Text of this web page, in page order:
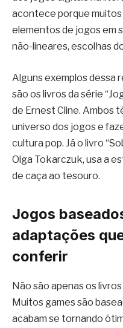
acontece porque
elementos de jogos em
não-lineares, escolhas
Alguns exemplos dessa
são os livros da série
de Ernest Cline. Ambos
universo dos jogos e
cultura pop. Já o livro
Olga Tokarczuk, usa a
de caça ao tesouro.
Jogos
adaptações
conferir
Não são apenas os
Muitos games são
acabam se tornando